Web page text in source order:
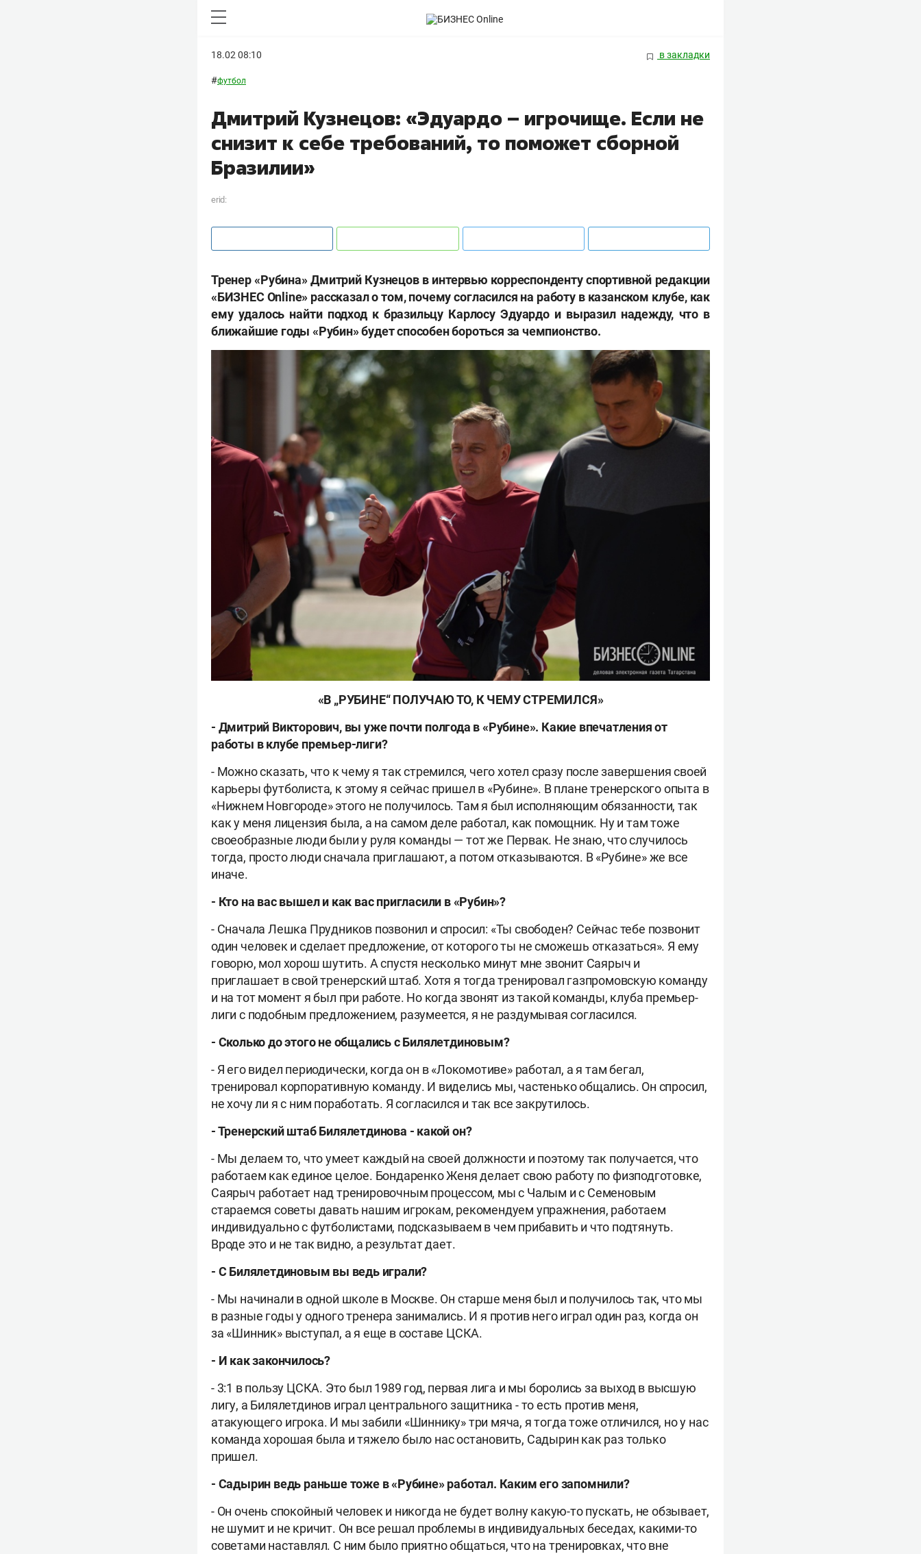
18.02 08:10 в закладки
#футбол
Дмитрий Кузнецов: «Эдуардо – игрочище. Если не
снизит к себе требований, то поможет сборной
Бразилии»
erid:
Тренер «Рубина» Дмитрий Кузнецов в интервью корреспонденту спортивной редакции
«БИЗНЕС Online» рассказал о том, почему согласился на работу в казанском клубе, как
ему удалось найти подход к бразильцу Карлосу Эдуардо и выразил надежду, что в
ближайшие годы «Рубин» будет способен бороться за чемпионство.
«В „РУБИНЕ“ ПОЛУЧАЮ ТО, К ЧЕМУ СТРЕМИЛСЯ»
- Дмитрий Викторович, вы уже почти полгода в «Рубине». Какие впечатления от
работы в клубе премьер-лиги?
-Можно сказать, что к чему я так стремился, чего хотел сразу после завершения своей
карьеры футболиста, к этомуя сейчас пришел в «Рубине». В плане тренерского опыта в
«Нижнем Новгороде» этого не получилось. Там я был исполняющим обязанности, так
как у меня лицензия была, а на самом деле работал, как помощник. Ну и там тоже
своеобразные люди были у руля команды — тот же Первак. Не знаю, что случилось
тогда, просто люди сначала приглашают, а потом отказываются. В «Рубине» же все
иначе.
- Кто на вас вышел и как вас пригласили в «Рубин»?
-Сначала Лешка Прудников позвонил и спросил: «Ты свободен? Сейчас тебе позвонит
один человек и сделает предложение, от которого ты не сможешь отказаться». Я ему
говорю, мол хорош шутить. А спустя несколько минут мне звонит Саярыч и
приглашает в свой тренерский штаб. Хотя я тогда тренировал газпромовскую команду
и на тот момент я был при работе. Но когда звонят из такой команды, клуба премьер-
лиги с подобным предложением, разумеется, я не раздумывая согласился.
- Сколько до этого не общались с Билялетдиновым?
-Я его видел периодически, когда он в «Локомотиве» работал, а я там бегал,
тренировал корпоративную команду. И виделись мы, частенько общались. Он спросил,
не хочу ли я с ним поработать. Я согласился и так все закрутилось.
-Тренерский штаб Билялетдинова - какой он?
-Мы делаем то, что умеет каждый на своей должности и поэтому так получается, что
работаем как единое целое. Бондаренко Женя делает свою работу по физподготовке,
Саярыч работает над тренировочным процессом, мы с Чалым и с Семеновым
стараемся советы давать нашим игрокам, рекомендуем упражнения, работаем
индивидуально с футболистами, подсказываем в чем прибавить и что подтянуть.
Вроде это и не так видно, а результат дает.
- С Билялетдиновым вы ведь играли?
-Мы начинали в одной школе в Москве. Он старше меня был и получилось так, что мы
в разные годы у одного тренера занимались. И я против него играл один раз, когда он
за «Шинник» выступал, а я еще в составе ЦСКА.
- И как закончилось?
-3:1 в пользу ЦСКА. Это был 1989 год, первая лига и мы боролись за выход в высшую
лигу, а Билялетдинов играл центрального защитника-то есть против меня,
атакующего игрока. И мы забили «Шиннику» три мяча, я тогда тоже отличился, но у нас
команда хорошая была и тяжело было нас остановить, Садырин как раз только
пришел.
- Садырин ведь раньше тоже в «Рубине» работал. Каким его запомнили?
-Он очень спокойный человек и никогда не будет волну какую-то пускать, не обзывает,
не шумит и не кричит. Он все решал проблемы в индивидуальных беседах, какими-то
советами наставлял. С ним было приятно общаться, что на тренировках, что вне